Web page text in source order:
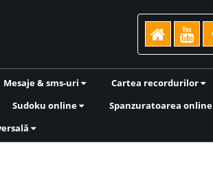
Mesaje & sms-uri Cartea recordurilor
Sudoku online
Spanzuratoarea online